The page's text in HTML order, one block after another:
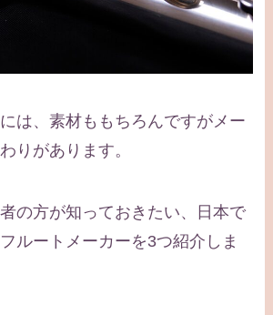
は、素材ももちろんですがメー
りがあります。
の方が知っておきたい、日本で
ルートメーカーを3つ紹介しま